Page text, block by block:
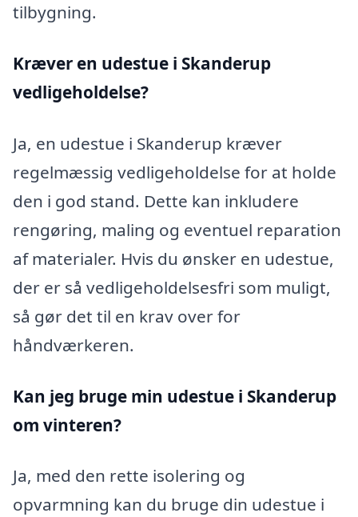
tilbygning.
Kræver en udestue i Skanderup
vedligeholdelse?
Ja, en udestue i Skanderup kræver
regelmæssig vedligeholdelse for at holde
den i god stand. Dette kan inkludere
rengøring, maling og eventuel reparation
af materialer. Hvis du ønsker en udestue,
der er så vedligeholdelsesfri som muligt,
så gør det til en krav over for
håndværkeren.
Kan jeg bruge min udestue i Skanderup
om vinteren?
Ja, med den rette isolering og
opvarmning kan du bruge din udestue i